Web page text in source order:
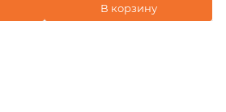
В корзину